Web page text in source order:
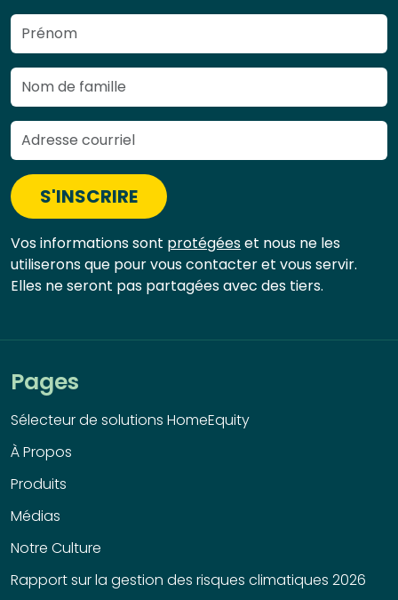
Pages
Sélecteur de solutions HomeEquity
À Propos
Produits
Médias
Notre Culture
Rapport sur la gestion des risques climatiques 2026
S'INSCRIRE
Vos informations sont protégéeset nous ne les
utiliserons que pour vous contacter et vous servir.
Elles ne seront pas partagées avec des tiers.